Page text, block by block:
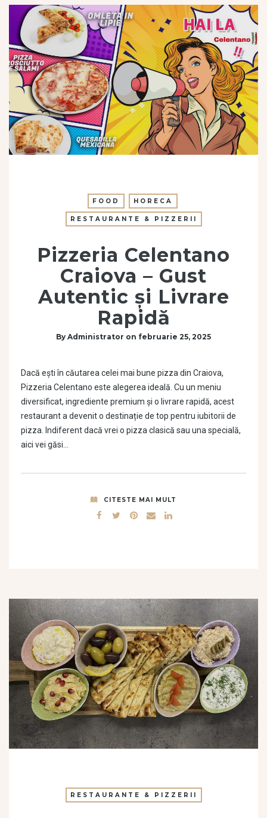
FOOD HORECA
RESTAURANTE & PIZZERII
Pizzeria Celentano
Craiova – Gust
Autentic și Livrare
Rapidă
By Administrator on februarie 25, 2025
Dacă ești în căutarea celei mai bune pizza din Craiova,
Pizzeria Celentano este alegerea ideală. Cu un meniu
diversificat, ingrediente premium și o livrare rapidă, acest
restaurant a devenit o destinație de top pentru iubitorii de
pizza. Indiferent dacă vrei o pizza clasică sau una specială,
aici vei găsi…
CITESTE MAI MULT
RESTAURANTE & PIZZERII